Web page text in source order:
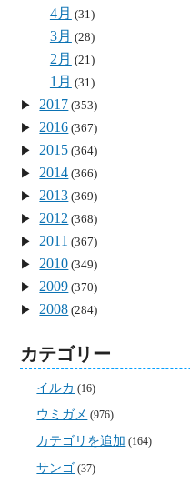
4月 (31)
3月 (28)
2月 (21)
1月 (31)
2017 (353)
2016 (367)
2015 (364)
2014 (366)
2013 (369)
2012 (368)
2011 (367)
2010 (349)
2009 (370)
2008 (284)
カテゴリー
イルカ (16)
ウミガメ (976)
カテゴリを追加 (164)
サンゴ (37)